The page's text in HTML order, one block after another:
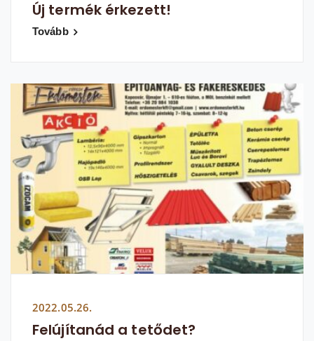
Új termék érkezett!
Tovább
2022.05.26.
Felújítanád a tetődet?